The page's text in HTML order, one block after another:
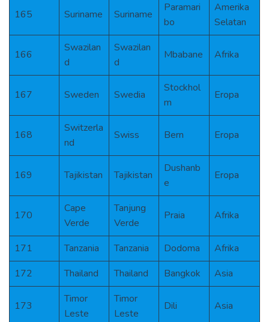
165 Suriname Suriname
Paramari
bo
Amerika
Selatan
166
Swazilan
d
Swazilan
d
Mbabane Afrika
167 Sweden Swedia
Stockhol
m
Eropa
168
Switzerla
nd
Swiss Bern Eropa
169 Tajikistan Tajikistan
Dushanb
e
Eropa
170
Cape
Verde
Tanjung
Verde
Praia Afrika
171 Tanzania Tanzania Dodoma
Afrika
172
Thailand Thailand Bangkok Asia
173
Timor
Leste
Timor
Leste
Dili Asia